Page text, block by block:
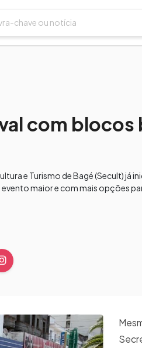
com
e Turismo de Bagé (Secult) já
maior e com mais opções